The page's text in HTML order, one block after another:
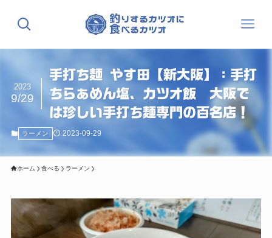
手打ち麺 やす田【新大阪】：手打
ちらぁめん塩、カツオ飯 大阪で
は珍しい手打ち麺専門の百名店！
2023
9/29
ラーメン 2023-09-29
ホーム 食べる ラーメン